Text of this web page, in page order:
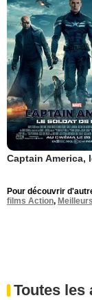
Pour découvrir
films Action,
Toutes les